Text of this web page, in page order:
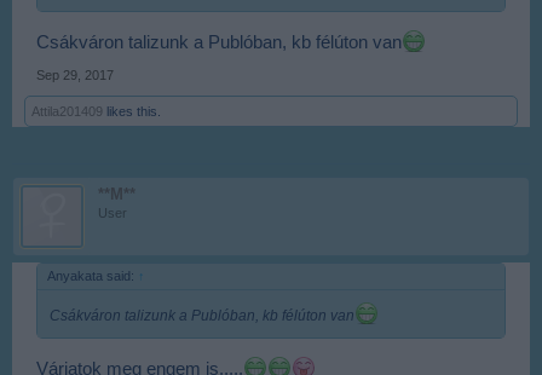
Csákváron talizunk a Publóban, kb félúton van
Sep 29, 2017
Attila201409 likes this.
**M**
User
Anyakata said: ↑
Csákváron talizunk a Publóban, kb félúton van
Várjatok meg engem is.....